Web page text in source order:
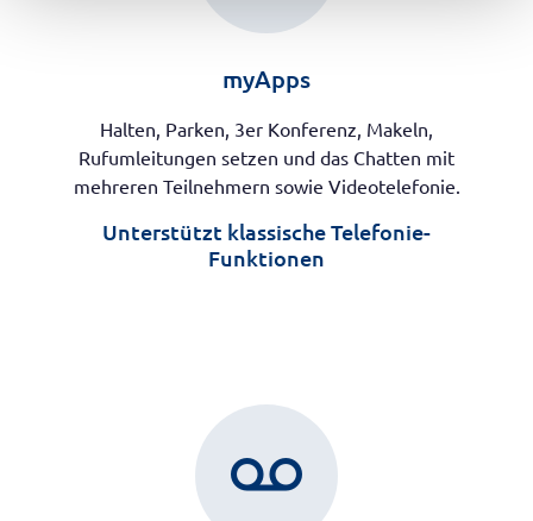
myApps
Halten, Parken, 3er Konferenz, Makeln,
Rufumleitungen setzen und das Chatten mit
mehreren Teilnehmern sowie Videotelefonie.
Unterstützt klassische Telefonie-
Funktionen
voicemail